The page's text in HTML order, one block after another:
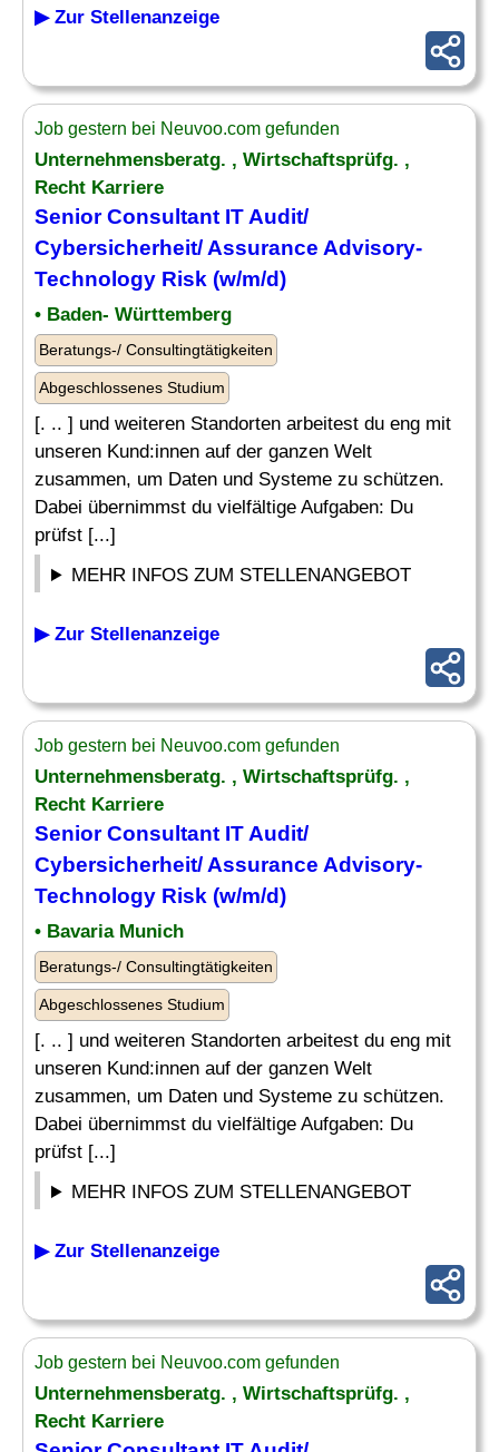
▶ Zur Stellenanzeige
Job gestern bei Neuvoo.com gefunden
Unternehmensberatg. , Wirtschaftsprüfg. ,
Recht Karriere
SeniorConsultant IT Audit/
Cybersicherheit/ Assurance Advisory-
Technology Risk (w/m/d)
• Baden- Württemberg
Beratungs-/ Consultingtätigkeiten
Abgeschlossenes Studium
[. .. ] und weiteren Standorten arbeitest du eng mit
unseren Kund:innen auf der ganzen Welt
zusammen, um Daten und Systeme zu schützen.
Dabei übernimmst du vielfältige Aufgaben: Du
prüfst [...]
MEHR INFOS ZUM STELLENANGEBOT
▶ Zur Stellenanzeige
Job gestern bei Neuvoo.com gefunden
Unternehmensberatg. , Wirtschaftsprüfg. ,
Recht Karriere
SeniorConsultant IT Audit/
Cybersicherheit/ Assurance Advisory-
Technology Risk (w/m/d)
• Bavaria Munich
Beratungs-/ Consultingtätigkeiten
Abgeschlossenes Studium
[. .. ] und weiteren Standorten arbeitest du eng mit
unseren Kund:innen auf der ganzen Welt
zusammen, um Daten und Systeme zu schützen.
Dabei übernimmst du vielfältige Aufgaben: Du
prüfst [...]
MEHR INFOS ZUM STELLENANGEBOT
▶ Zur Stellenanzeige
Job gestern bei Neuvoo.com gefunden
Unternehmensberatg. , Wirtschaftsprüfg. ,
Recht Karriere